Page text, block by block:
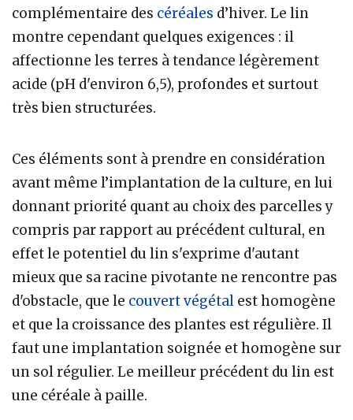
complémentaire des céréales d’hiver. Le lin
montre cependant quelques exigences : il
affectionne les terres à tendance légèrement
acide (pH d'environ 6,5), profondes et surtout
très bien structurées.
Ces éléments sont à prendre en considération
avant même l’implantation de la culture, en lui
donnant priorité quant au choix des parcelles y
compris par rapport au précédent cultural, en
effet le potentiel du lin s'exprime d'autant
mieux que sa racine pivotante ne rencontre pas
d'obstacle, que le couvert végétal est homogène
et que la croissance des plantes est régulière. Il
faut une implantation soignée et homogène sur
un sol régulier. Le meilleur précédent du lin est
une céréale à paille.